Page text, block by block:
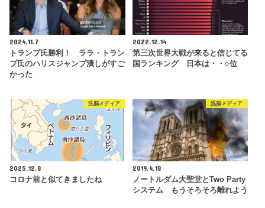
2024.11.7
トランプ氏勝利！ ララ・トラン
プ氏のハリスジャンプ潰しがすご
かった
2022.12.14
第三次世界大戦が来ると信じてる
国ランキング 日本は・・○位
洗脳メディア
2025.12.8
コロナ前と似てきましたね
洗脳メディア
2019.4.18
ノートルダム大聖堂とTwo Party
システム もうそろそろ離れよう